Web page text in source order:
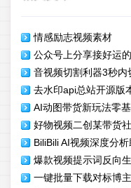
情感励志视频素材
公众号上分享接好运
音视频切割利器3秒内
去水印api总站开源版
AI动图带货新玩法零
好物视频二创某带货
BiliBili AI视频深度分
爆款视频提示词反向
一键批量下载对标博